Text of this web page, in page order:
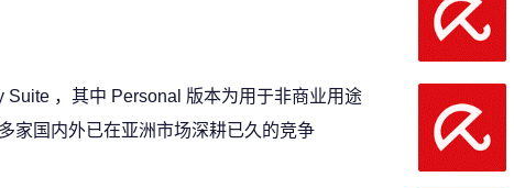
，其中 Personal 版本为用于非商业用途
家国内外已在亚洲市场深耕已久的竞争